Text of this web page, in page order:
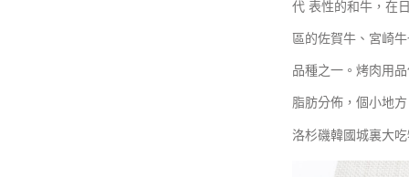
代 表性的和牛，在
區的佐賀牛、宮崎
品種之一。烤肉用
脂肪分佈，個小地
洛杉磯韓國城裏大